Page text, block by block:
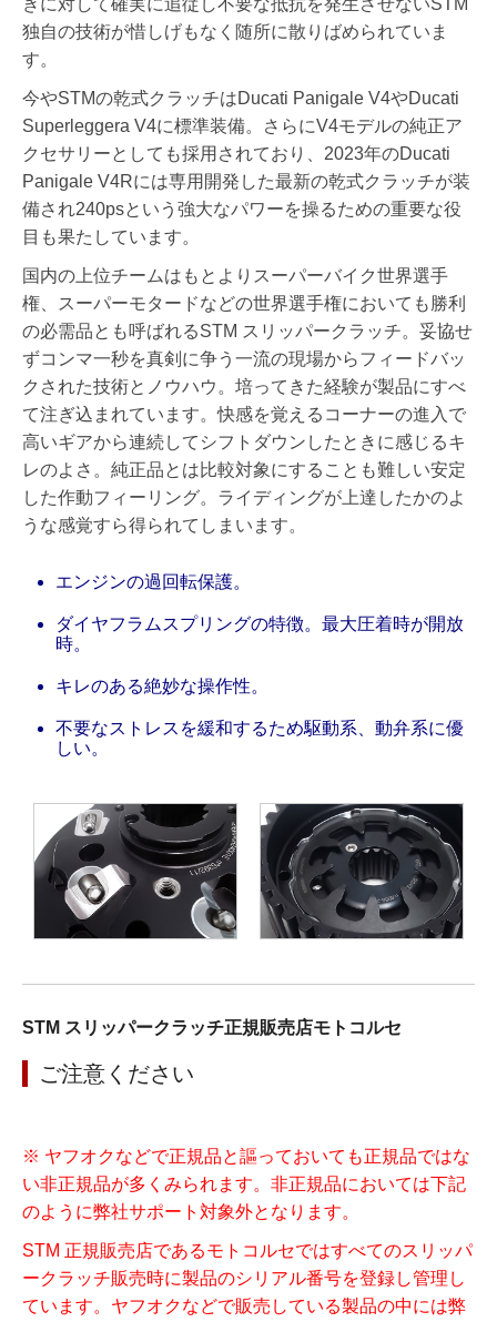
きに対して確実に追従し不要な抵抗を発生させないSTM
独自の技術が惜しげもなく随所に散りばめられていま
す。
今やSTMの乾式クラッチはDucati Panigale V4やDucati
Superleggera V4に標準装備。さらにV4モデルの純正ア
クセサリーとしても採用されており、2023年のDucati
Panigale V4Rには専用開発した最新の乾式クラッチが装
備され240psという強大なパワーを操るための重要な役
目も果たしています。
国内の上位チームはもとよりスーパーバイク世界選手
権、スーパーモタードなどの世界選手権においても勝利
の必需品とも呼ばれるSTM スリッパークラッチ。妥協せ
ずコンマ一秒を真剣に争う一流の現場からフィードバッ
クされた技術とノウハウ。培ってきた経験が製品にすべ
て注ぎ込まれています。快感を覚えるコーナーの進入で
高いギアから連続してシフトダウンしたときに感じるキ
レのよさ。純正品とは比較対象にすることも難しい安定
した作動フィーリング。ライディングが上達したかのよ
うな感覚すら得られてしまいます。
エンジンの過回転保護。
ダイヤフラムスプリングの特徴。最大圧着時が開放
時。
キレのある絶妙な操作性。
不要なストレスを緩和するため駆動系、動弁系に優
しい。
STM スリッパークラッチ正規販売店モトコルセ
ご注意ください
※ ヤフオクなどで正規品と謳っておいても正規品ではな
い非正規品が多くみられます。非正規品においては下記
のように弊社サポート対象外となります。
STM 正規販売店であるモトコルセではすべてのスリッパ
ークラッチ販売時に製品のシリアル番号を登録し管理し
ています。ヤフオクなどで販売している製品の中には弊